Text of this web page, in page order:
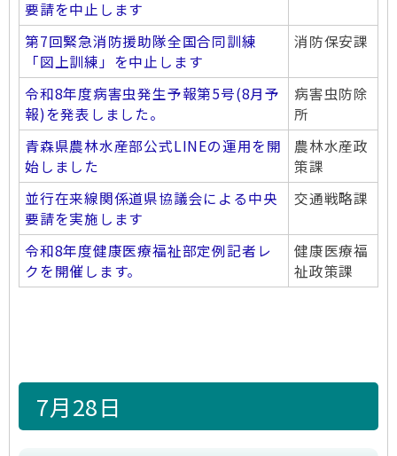
要請を中止します
第7回緊急消防援助隊全国合同訓練
「図上訓練」を中止します
消防保安課
令和8年度病害虫発生予報第5号(8月予
報)を発表しました。
病害虫防除
所
青森県農林水産部公式LINEの運用を開
始しました
農林水産政
策課
並行在来線関係道県協議会による中央
要請を実施します
交通戦略課
令和8年度健康医療福祉部定例記者レ
クを開催します。
健康医療福
祉政策課
7月28日